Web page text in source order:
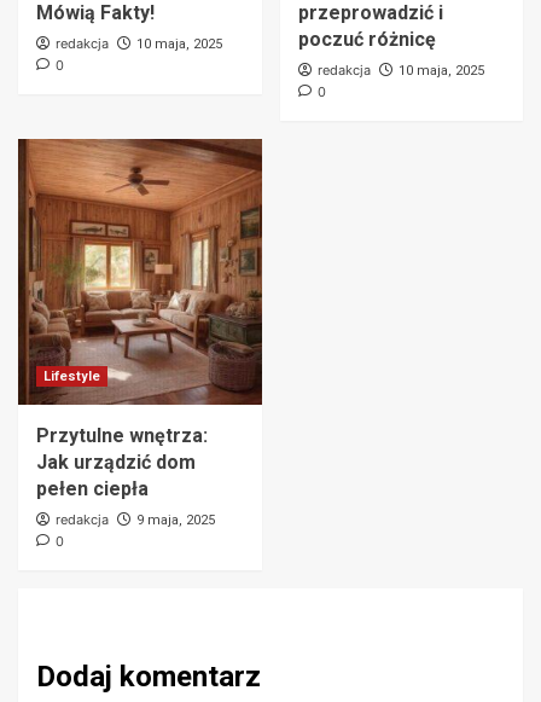
Mówią Fakty!
redakcja 10 maja, 2025
0
przeprowadzić i
poczuć różnicę
redakcja 10 maja, 2025
0
Lifestyle
Przytulne wnętrza:
Jak urządzić dom
pełen ciepła
redakcja 9 maja, 2025
0
Dodaj komentarz